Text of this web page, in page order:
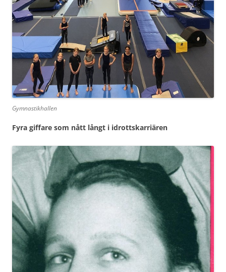
Gymnastikhallen
Fyra giffare som nått långt i idrottskarriären